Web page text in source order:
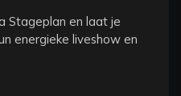
Stageplan en laat je
energieke liveshow en